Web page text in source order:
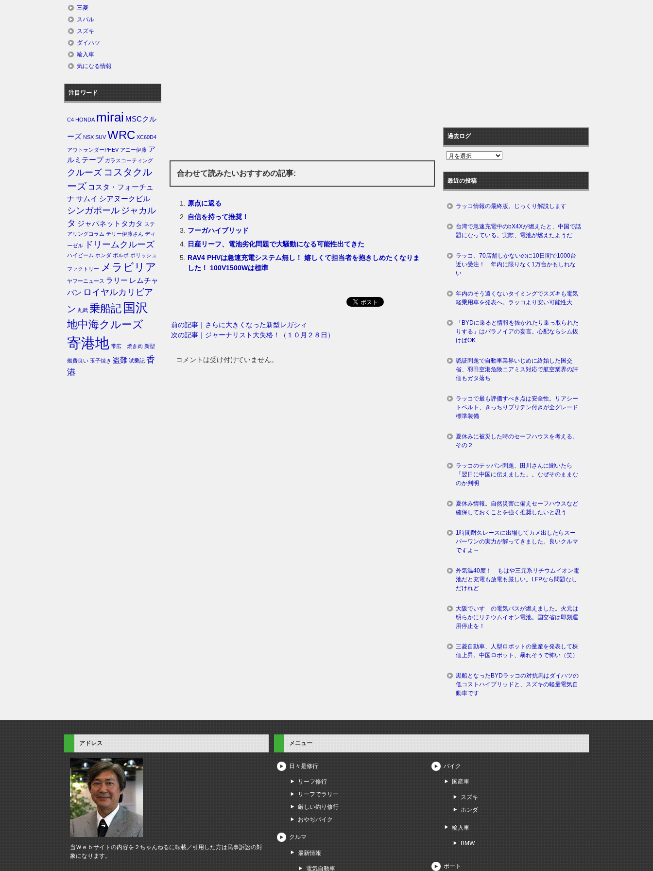
合わせて読みたいおすすめの記事:
原点に返る
自信を持って推奨！
フーガハイブリッド
日産リーフ、電池劣化問題で大騒動になる可能性出てきた
RAV4 PHVは急速充電システム無し！ 嬉しくて担当者を抱きしめたくなりま
した！ 100V1500Wは標準
前の記事｜さらに大きくなった新型レガシィ
次の記事｜ジャーナリスト大失格！（１０月２８日）
コメントは受け付けていません。
三菱
スバル
スズキ
ダイハツ
輸入車
気になる情報
注目ワード
C4 HONDA mirai MSCクル
ーズ NSX SUV WRC XC60D4
アウトランダーPHEV アニー伊藤 ア
ルミテープ ガラスコーティング
クルーズ コスタクル
ーズ コスタ・フォーチュ
ナ サムイ シアヌークビル
シンガポール ジャカル
タ ジャパネットタカタ ステ
アリングコラム テリー伊藤さん ディ
ーゼル
ドリームクルーズ
ハイビーム ホンダ ボルボ ポリッシュ
ファクトリー メラビリア
ヤフーニュース ラリー レムチャ
バン ロイヤルカリビア
ン 丸武 乗船記 国沢
地中海クルーズ
寄港地 帯広 焼き肉 新型
燃費良い 玉子焼き 盗難 試乗記 香
港
過去ログ
過
ロ
グ
最近の投稿
ラッコ情報の最終版。じっくり解説します
台湾で急速充電中のbX4Xが燃えたと、中国で話
題になっている。実際、電池が燃えたようだ
ラッコ、70店舗しかないのに10日間で1000台
近い受注！ 年内に限りなく1万台かもしれな
い
年内のそう遠くないタイミングでスズキも電気
軽乗用車を発表へ。ラッコより安い可能性大
「BYDに乗ると情報を抜かれたり乗っ取られた
りする」はパラノイアの妄言。心配ならシム抜
けばOK
認証問題で自動車業界いじめに終始した国交
省、羽田空港危険ニアミス対応で航空業界の評
価もガタ落ち
ラッコで最も評価すべき点は安全性。リアシー
トベルト、きっちりプリテン付きが全グレード
標準装備
夏休みに被災した時のセーフハウスを考える。
その２
ラッコのテッパン問題、田川さんに聞いたら
「翌日に中国に伝えました」。なぜそのままな
のか判明
夏休み情報。自然災害に備えセーフハウスなど
確保しておくことを強く推奨したいと思う
1時間耐久レースに出場してカメ出したらスー
パーワンの実力が解ってきました。良いクルマ
ですよ～
外気温40度！ もはや三元系リチウムイオン電
池だと充電も放電も厳しい。LFPなら問題なし
だけれど
大阪でいすゞの電気バスが燃えました。火元は
明らかにリチウムイオン電池。国交省は即刻運
用停止を！
三菱自動車、人型ロボットの量産を発表して株
価上昇。中国ロボット、暴れそうで怖い（笑）
黒船となったBYDラッコの対抗馬はダイハツの
低コストハイブリッドと、スズキの軽量電気自
動車です
アドレス
当Ｗｅｂサイトの内容を２ちゃんねるに転載／引用した方は民事訴訟の対
象になります。
メニュー
日々是修行
リーフ修行
リーフでラリー
厳しい釣り修行
おやぢバイク
クルマ
最新情報
電気自動車
バイク
国産車
スズキ
ホンダ
輸入車
BMW
ボート